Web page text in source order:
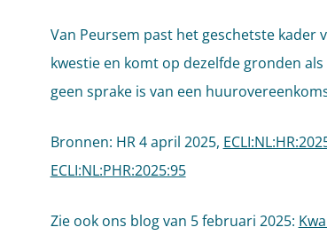
Van Peursem past het geschetste kader
kwestie en komt op dezelfde gronden
geen sprake is van een
Bronnen: HR 4 april 2025,
ECLI:NL:PHR:2025:95
Zie ook ons blog van 5 februari 2025: